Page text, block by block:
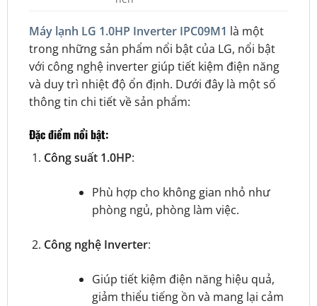
Máy lạnh LG 1.0HP Inverter IPC09M1 là một
trong những sản phẩm nổi bật của LG, nổi bật
với công nghệ inverter giúp tiết kiệm điện năng
và duy trì nhiệt độ ổn định. Dưới đây là một số
thông tin chi tiết về sản phẩm:
Đặc điểm nổi bật:
Công suất 1.0HP:
Phù hợp cho không gian nhỏ như
phòng ngủ, phòng làm việc.
Công nghệ Inverter:
Giúp tiết kiệm điện năng hiệu quả,
giảm thiểu tiếng ồn và mang lại cảm